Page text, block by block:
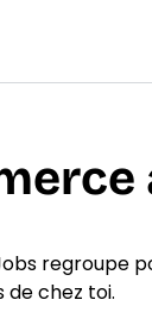
regroupe
chez toi.